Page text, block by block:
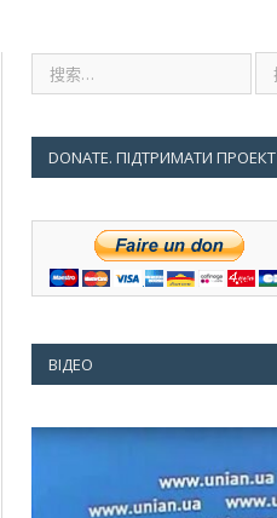
DONATE. ПІДТРИМАТИ ПРОЕКТ
ВІДЕО